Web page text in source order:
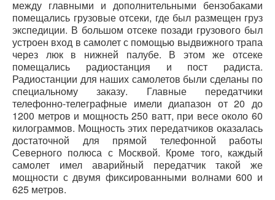
между главными и дополнительными бензобаками
помещались грузовые отсеки, где был размещен груз
экспедиции. В большом отсеке позади грузового был
устроен вход в самолет с помощью выдвижного трапа
через люк в нижней палубе. В этом же отсеке
помещались радиостанция и пост радиста.
Радиостанции для наших самолетов были сделаны по
специальному заказу. Главные передатчики
телефонно-телеграфные имели диапазон от 20 до
1200 метров и мощность 250 ватт, при весе около 60
килограммов. Мощность этих передатчиков оказалась
достаточной для прямой телефонной работы
Северного полюса с Москвой. Кроме того, каждый
самолет имел аварийный передатчик такой же
мощности с двумя фиксированными волнами 600 и
625 метров.